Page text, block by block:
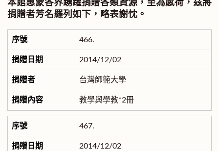
本館惠蒙各界踴躍捐贈各類資源，至為感荷，茲將
捐贈者芳名羅列如下，略表謝忱。
466.
2014/12/02
台灣師範大學
教學與學教*2冊
467.
2014/12/02